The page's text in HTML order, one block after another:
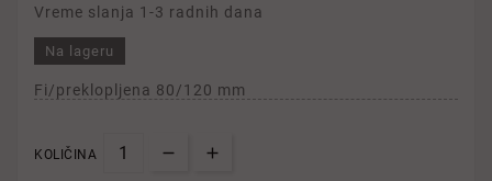
Vreme slanja 1-3 radnih dana
Na lageru
Fi/preklopljena 80/120 mm
KOLIČINA